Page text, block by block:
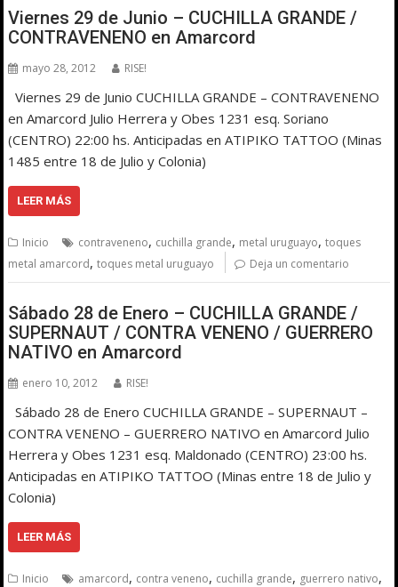
Viernes 29 de Junio – CUCHILLA GRANDE /
CONTRAVENENO en Amarcord
mayo 28, 2012 RISE!
Viernes 29 de Junio CUCHILLA GRANDE – CONTRAVENENO
en Amarcord Julio Herrera y Obes 1231 esq. Soriano
(CENTRO) 22:00 hs. Anticipadas en ATIPIKO TATTOO (Minas
1485 entre 18 de Julio y Colonia)
LEER MÁS
Inicio contraveneno, cuchilla grande, metal uruguayo,toques
metal amarcord,toques metal uruguayo Deja un comentario
Sábado 28 de Enero – CUCHILLA GRANDE /
SUPERNAUT / CONTRA VENENO / GUERRERO
NATIVO en Amarcord
enero 10, 2012 RISE!
Sábado 28 de Enero CUCHILLA GRANDE – SUPERNAUT –
CONTRA VENENO – GUERRERO NATIVO en Amarcord Julio
Herrera y Obes 1231 esq. Maldonado (CENTRO) 23:00 hs.
Anticipadas en ATIPIKO TATTOO (Minas entre 18 de Julio y
Colonia)
LEER MÁS
Inicio amarcord, contra veneno, cuchilla grande, guerrero nativo,